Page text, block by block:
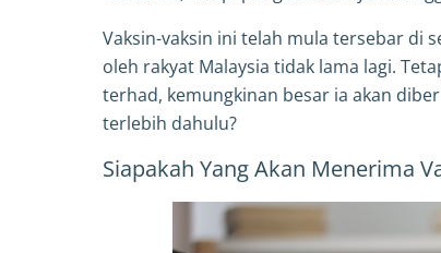
Vaksin-vaksin ini telah mula tersebar di
oleh rakyat Malaysia tidak lama lagi.
terhad, kemungkinan besar ia akan
terlebih dahulu?
Siapakah Yang Akan Menerima